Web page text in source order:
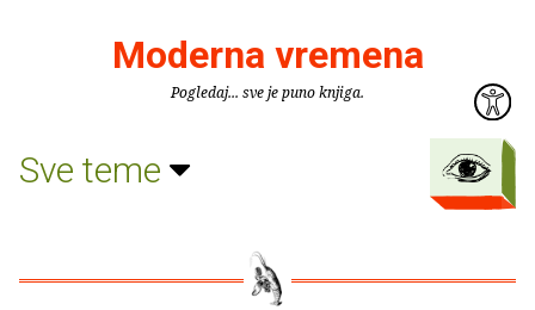
Moderna vremena
Pogledaj... sve je puno knjiga.
Sve teme